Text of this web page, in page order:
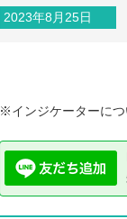
2023年8月25日
※インジケーターにつ